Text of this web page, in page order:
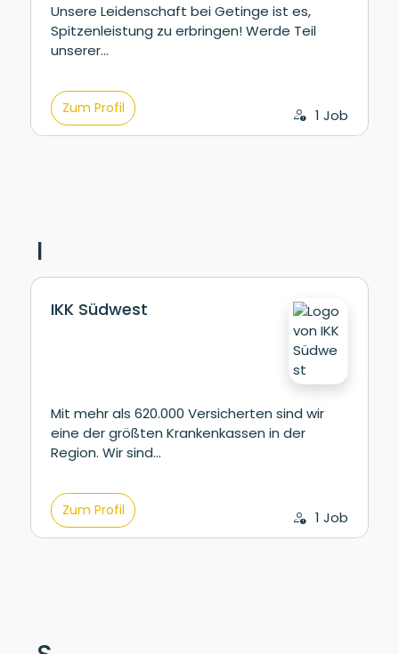
Unsere Leidenschaft bei Getinge ist es,
Spitzenleistung zu erbringen! Werde Teil
unserer…
Zum Profil 1 Job
I
IKK Südwest
Mit mehr als 620.000 Versicherten sind wir
eine der größten Krankenkassen in der
Region. Wir sind…
Zum Profil 1 Job